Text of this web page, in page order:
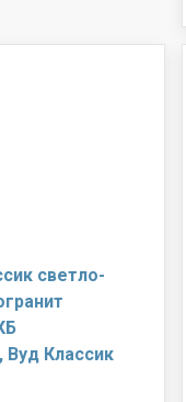
светло-
Вуд Классик